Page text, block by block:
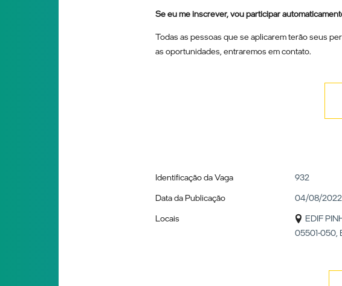
Se eu me inscrever, vou participar
Todas as pessoas que se aplicarem terão seus
as oportunidades, entraremos em contato.
Identificação da Vaga
932
Data da Publicação
04/08/2022
Locais
EDIF
05501-050,